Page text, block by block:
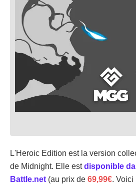
L'Heroic Edition est la version
de Midnight. Elle estdisponible
Battle.net (au prix de 69,99€. Voici